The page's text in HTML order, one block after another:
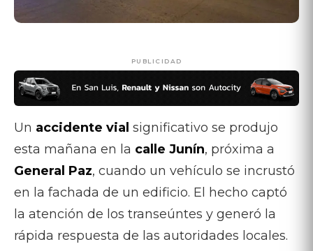
PUBLICIDAD
Un accidente vial significativo se produjo
esta mañana en la calle Junín, próxima a
General Paz, cuando un vehículo se incrustó
en la fachada de un edificio. El hecho captó
la atención de los transeúntes y generó la
rápida respuesta de las autoridades locales.